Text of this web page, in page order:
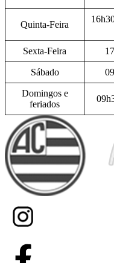
Quinta-Feira
Sexta-Feira
Sábado
Domingos e
feriados